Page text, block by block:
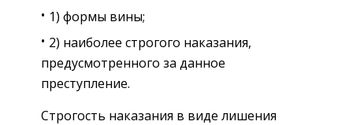
1) формы вины;
2) наиболее строгого наказания,
предусмотренного за данное
преступление.
Строгость наказания в виде лишения